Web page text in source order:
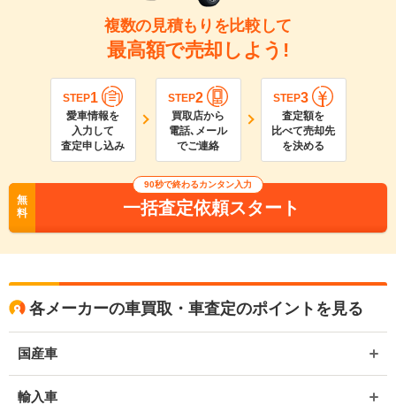
複数の見積もりを比較して
最高額で売却しよう!
STEP1
愛車情報を
入力して
査定申し込み
STEP2
買取店から
電話､メール
でご連絡
STEP3
査定額を
比べて売却先
を決める
無
料
90秒で終わるカンタン入力
一括査定依頼スタート
各メーカーの車買取・車査定のポイントを見る
国産車
輸入車